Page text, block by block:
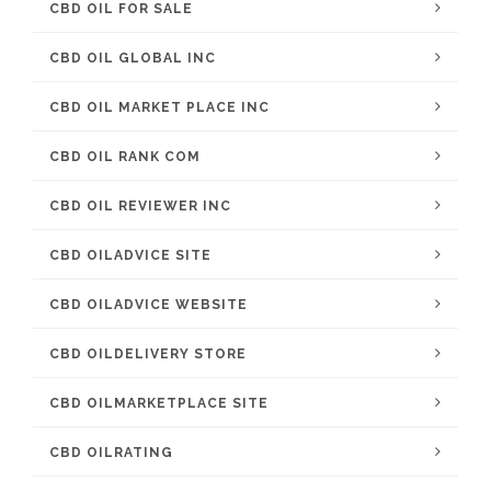
CBD OIL FOR SALE
CBD OIL GLOBAL INC
CBD OIL MARKET PLACE INC
CBD OIL RANK COM
CBD OIL REVIEWER INC
CBD OILADVICE SITE
CBD OILADVICE WEBSITE
CBD OILDELIVERY STORE
CBD OILMARKETPLACE SITE
CBD OILRATING